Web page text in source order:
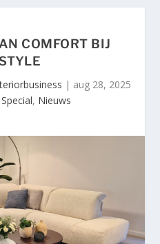
COMFORT BIJ
| aug 28, 2025
, Nieuws